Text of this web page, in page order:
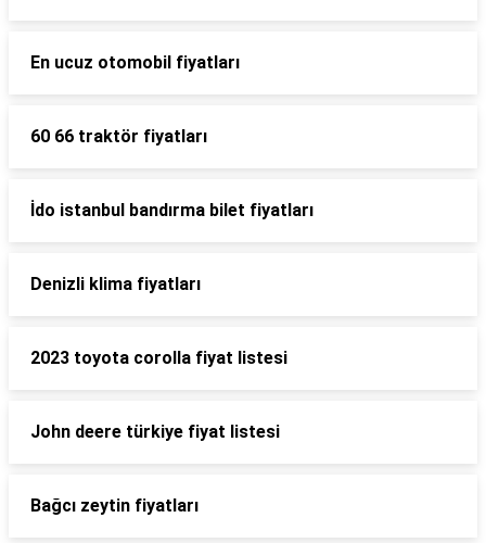
En ucuz otomobil fiyatları
60 66 traktör fiyatları
İdo istanbul bandırma bilet fiyatları
Denizli klima fiyatları
2023 toyota corolla fiyat listesi
John deere türkiye fiyat listesi
Bağcı zeytin fiyatları